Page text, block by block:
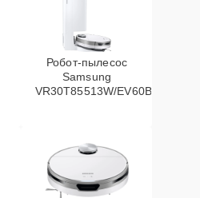
Робот-пылесос
Samsung
VR30T85513W/EV60Вт